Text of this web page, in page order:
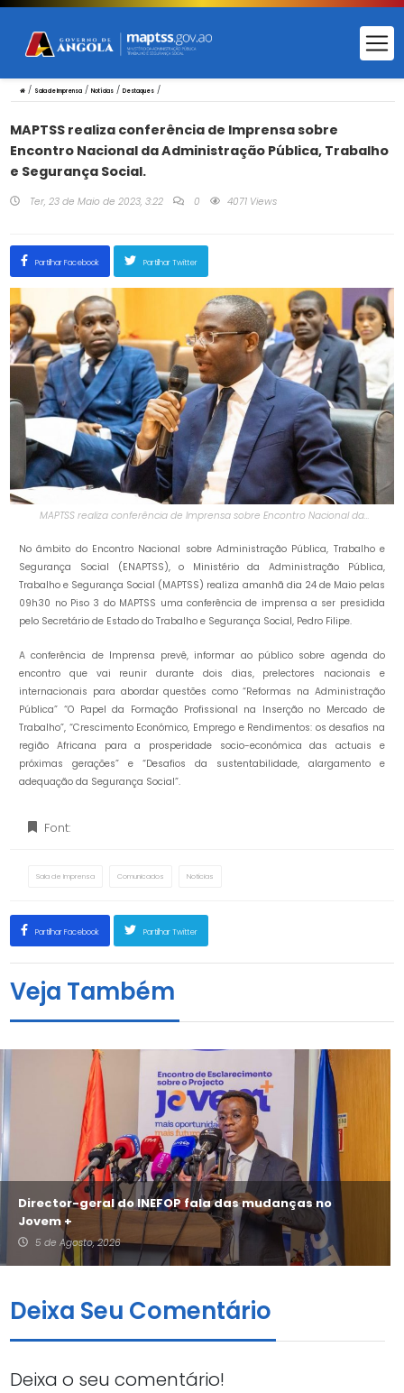
/ Sala de Imprensa/ Notícias/ Destaques/
MAPTSS realiza conferência de Imprensa sobre
Encontro Nacional da Administração Pública, Trabalho
e Segurança Social.
Ter, 23 de Maio de 2023, 3:22 0 4071 Views
Partilhar Facebook Partilhar Twitter
MAPTSS realiza conferência de Imprensa sobre Encontro Nacional da
No âmbito do Encontro Nacional sobre Administração Pública, Trabalho e
Segurança Social (ENAPTSS), o Ministério da Administração Pública,
Trabalho e Segurança Social (MAPTSS) realiza amanhã dia 24 de Maio pelas
09h30 no Piso 3 do MAPTSS uma conferência de imprensa a ser presidida
pelo Secretário de Estado do Trabalho e Segurança Social, Pedro Filipe.
A conferência de Imprensa prevê, informar ao público sobre agenda do
encontro que vai reunir durante dois dias, prelectores nacionais e
internacionais para abordar questões como “Reformas na Administração
Pública” “O Papel da Formação Profissional na Inserção no Mercado de
Trabalho”, “Crescimento Económico, Emprego e Rendimentos: os desafios na
região Africana para a prosperidade socio-económica das actuais e
próximas gerações” e “Desafios da sustentabilidade, alargamento e
adequação da Segurança Social”.
Font:
Sala de Imprensa Comunicados Notícias
Partilhar Facebook Partilhar Twitter
Veja Também
Director-geral do INEFOP fala das mudanças no
Jovem +
5 de Agosto, 2026
Deixa Seu Comentário
Deixa o seu comentário!